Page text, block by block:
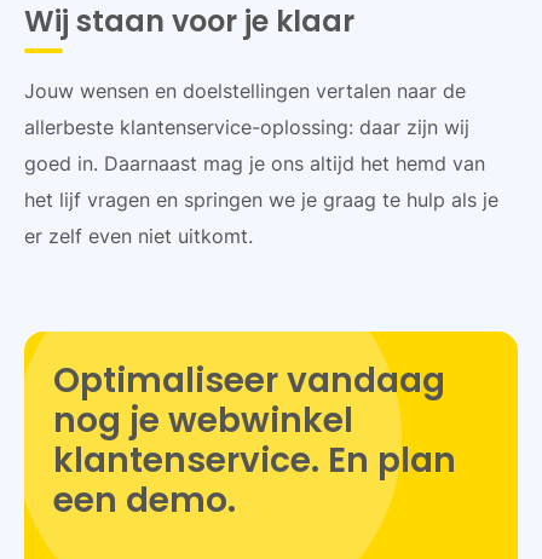
Wij staan voor je klaar
Jouw wensen en doelstellingen vertalen naar de
allerbeste klantenservice-oplossing: daar zijn wij
goed in. Daarnaast mag je ons altijd het hemd van
het lijf vragen en springen we je graag te hulp als je
er zelf even niet uitkomt.
Optimaliseer vandaag
nog je webwinkel
klantenservice. En plan
een demo.